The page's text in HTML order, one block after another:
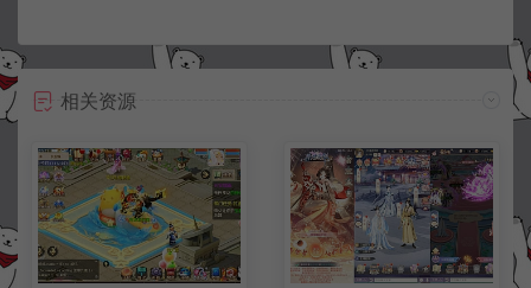
相关资源